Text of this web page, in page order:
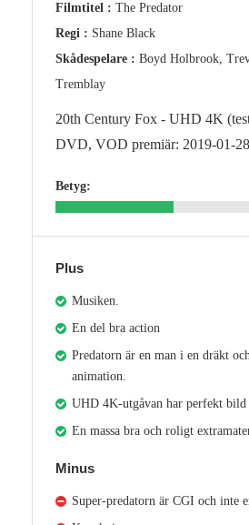
Filmtitel : The Predator
Regi : Shane Black
Skådespelare : Boyd Holbrook,
Tremblay
20th Century Fox - UHD 4K
DVD, VOD premiär: 2019-01-28
Betyg:
Plus
Musiken.
En del bra action
Predatorn är en man i en dräkt
animation.
UHD 4K-utgåvan har perfekt
En massa bra och roligt
Minus
Super-predatorn är CGI och inte